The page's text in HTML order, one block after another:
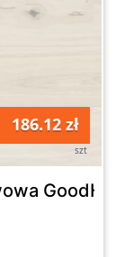
186.12 zł
szt